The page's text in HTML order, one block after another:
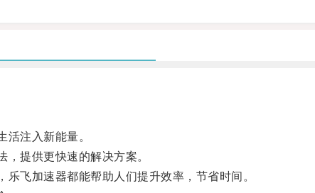
注入新能量。
提供更快速的解决方案。
飞加速器都能帮助人们提升效率，节省时间。